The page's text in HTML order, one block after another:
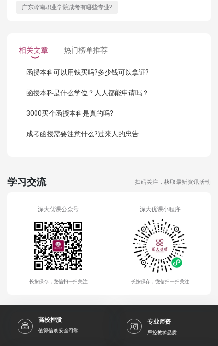
广东岭南职业学院成考有哪些专业?
相关文章 热门榜单推荐
函授本科可以用钱买吗?多少钱可以拿证?
函授本科是什么学位？人人都能申请吗？
3000买个函授本科是真的吗?
成考函授需要注意什么?过来人的忠告
学习交流 扫码关注，获取最新资讯活动
深大优课公众号
长按保存，微信扫一扫关注
深大优课小程序
长按保存，微信扫一扫关注
高校控股
值得信赖 安全可靠
专业师资
严控教学品质